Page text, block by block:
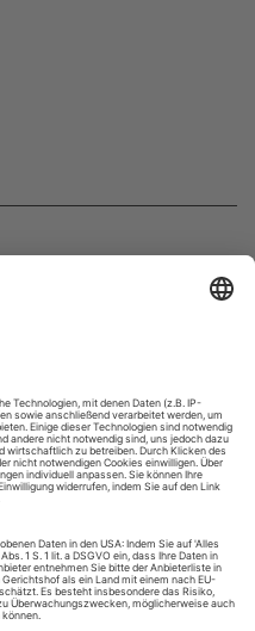
KÜNSTE bis 22.1.23,
hinter den Werken
über die Herkunft von
Dokumenten in den
Zu den Exponaten
des Kunst...
Franz